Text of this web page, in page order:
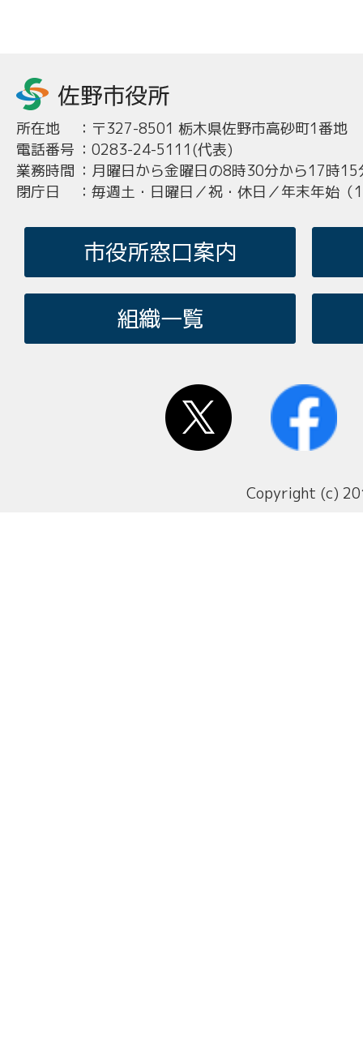
所在地 ： 〒327-8501 栃木県佐野市高砂町1番地
電話番号 ： 0283-24-5111(代表)
業務時間 ： 月曜日から金曜日の8時30分から17時15
閉庁日
： 毎週土・日曜日／祝・休日／年末年始
市役所窓口案内
組織一覧
Copyright (c)